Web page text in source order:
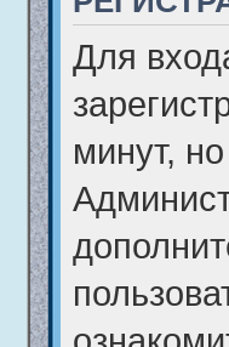
Для
минут,